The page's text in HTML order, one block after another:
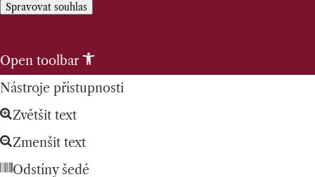
Spravovat souhlas
Open toolbar
Nástroje přístupnosti
Zvětšit text
Zmenšit text
Odstíny šedé